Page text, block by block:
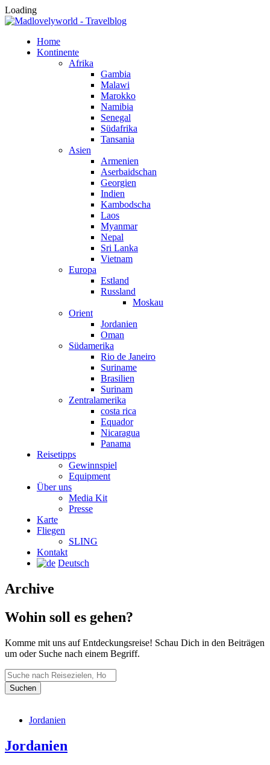
Loading
Home
Kontinente
Afrika
Gambia
Malawi
Marokko
Namibia
Senegal
Südafrika
Tansania
Asien
Armenien
Aserbaidschan
Georgien
Indien
Kambodscha
Laos
Myanmar
Nepal
Sri Lanka
Vietnam
Europa
Estland
Russland
Moskau
Orient
Jordanien
Oman
Südamerika
Rio de Janeiro
Suriname
Brasilien
Surinam
Zentralamerika
costa rica
Equador
Nicaragua
Panama
Reisetipps
Gewinnspiel
Equipment
Über uns
Media Kit
Presse
Karte
Fliegen
SLING
Kontakt
Deutsch
Archive
Wohin soll es gehen?
Komme mit uns auf Entdeckungsreise! Schau Dich in den Beiträgen
um oder Suche nach einem Begriff.
Jordanien
Jordanien